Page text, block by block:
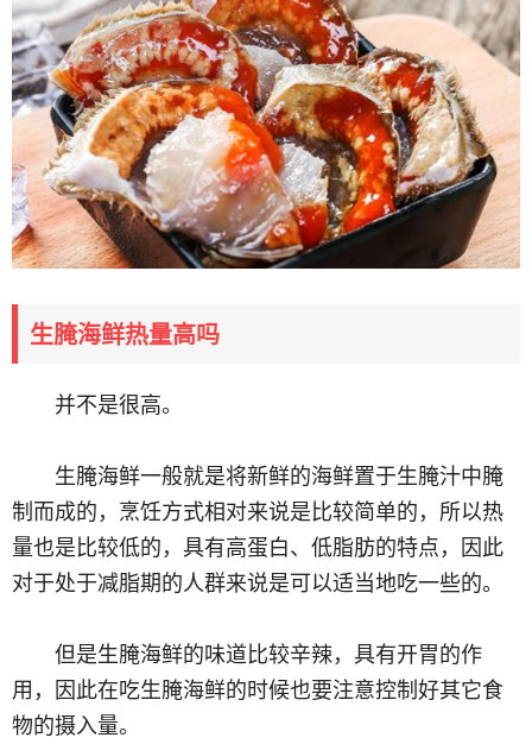
生腌海鲜热量高吗
并不是很高。
生腌海鲜一般就是将新鲜的海鲜置于生腌汁中腌
制而成的，烹饪方式相对来说是比较简单的，所以热
量也是比较低的，具有高蛋白、低脂肪的特点，因此
对于处于减脂期的人群来说是可以适当地吃一些的。
但是生腌海鲜的味道比较辛辣，具有开胃的作
用，因此在吃生腌海鲜的时候也要注意控制好其它食
物的摄入量。